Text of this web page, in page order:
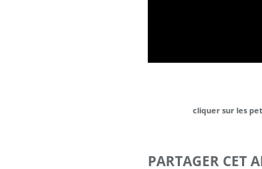
cliquer sur les
PARTAGER CET